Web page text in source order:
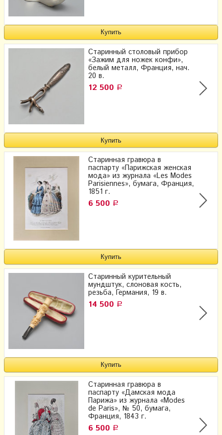
Старинный столовый прибор
«Зажим для ножек конфи»,
белый металл, Франция, нач.
20 в.
12 500 Р
Старинная гравюра в
паспарту «Парижская женская
мода» из журнала «Les Modes
Parisiennes», бумага, Франция,
1851 г.
6 500 Р
Старинный курительный
мундштук, слоновая кость,
резьба, Германия, 19 в.
14 500 Р
Старинная гравюра в
паспарту «Дамская мода
Парижа» из журнала «Modes
de Paris», № 50, бумага,
Франция, 1843 г.
6 500 Р